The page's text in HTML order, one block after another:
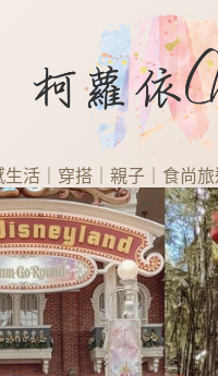
生活｜穿搭｜親子｜食尚